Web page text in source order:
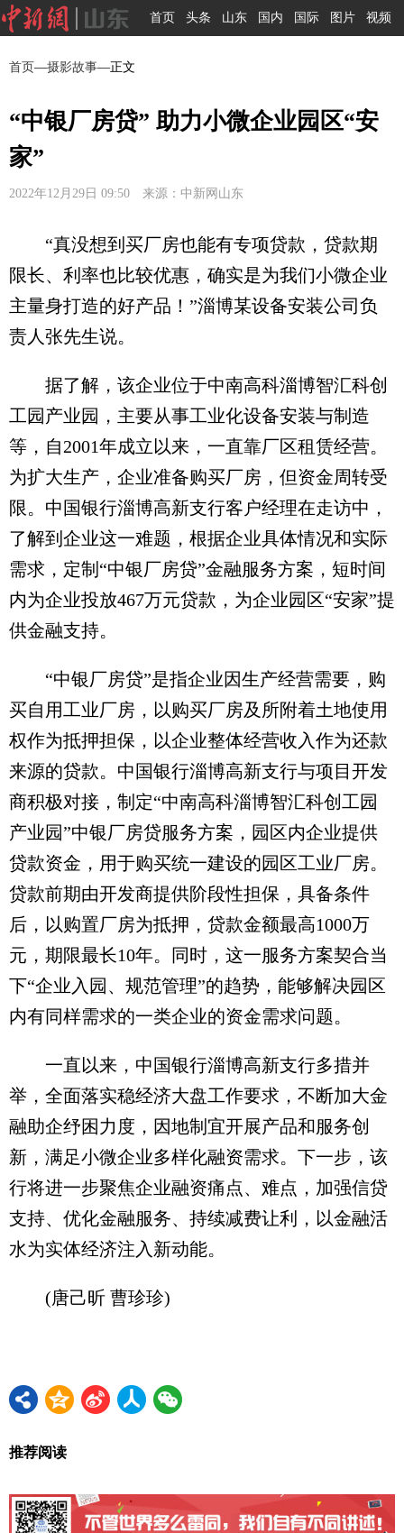
首页 头条 山东 国内 国际 图片 视频
首页—摄影故事—正文
“中银厂房贷” 助力小微企业园区“安
家”
2022年12月29日 09:50 来源：中新网山东
“真没想到买厂房也能有专项贷款，贷款期
限长、利率也比较优惠，确实是为我们小微企业
主量身打造的好产品！”淄博某设备安装公司负
责人张先生说。
据了解，该企业位于中南高科淄博智汇科创
工园产业园，主要从事工业化设备安装与制造
等，自2001年成立以来，一直靠厂区租赁经营。
为扩大生产，企业准备购买厂房，但资金周转受
限。中国银行淄博高新支行客户经理在走访中，
了解到企业这一难题，根据企业具体情况和实际
需求，定制“中银厂房贷”金融服务方案，短时间
内为企业投放467万元贷款，为企业园区“安家”提
供金融支持。
“中银厂房贷”是指企业因生产经营需要，购
买自用工业厂房，以购买厂房及所附着土地使用
权作为抵押担保，以企业整体经营收入作为还款
来源的贷款。中国银行淄博高新支行与项目开发
商积极对接，制定“中南高科淄博智汇科创工园
产业园”中银厂房贷服务方案，园区内企业提供
贷款资金，用于购买统一建设的园区工业厂房。
贷款前期由开发商提供阶段性担保，具备条件
后，以购置厂房为抵押，贷款金额最高1000万
元，期限最长10年。同时，这一服务方案契合当
下“企业入园、规范管理”的趋势，能够解决园区
内有同样需求的一类企业的资金需求问题。
一直以来，中国银行淄博高新支行多措并
举，全面落实稳经济大盘工作要求，不断加大金
融助企纾困力度，因地制宜开展产品和服务创
新，满足小微企业多样化融资需求。下一步，该
行将进一步聚焦企业融资痛点、难点，加强信贷
支持、优化金融服务、持续减费让利，以金融活
水为实体经济注入新动能。
(唐己昕 曹珍珍)
推荐阅读